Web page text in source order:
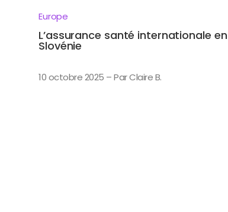
Europe
L’assurance santé internationale en
Slovénie
10 octobre 2025 – Par Claire B.